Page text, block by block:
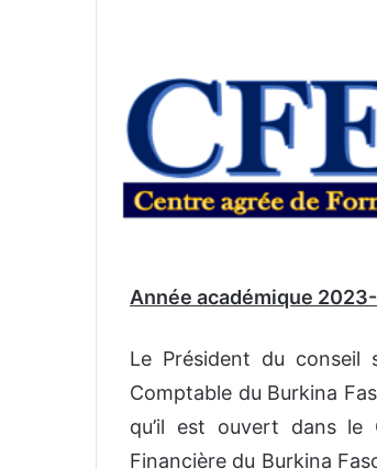
c
o
r
r
i
Année académique
Le Président du conseil
Comptable du Burkina
qu’il est ouvert dans le
Financière du Burkina